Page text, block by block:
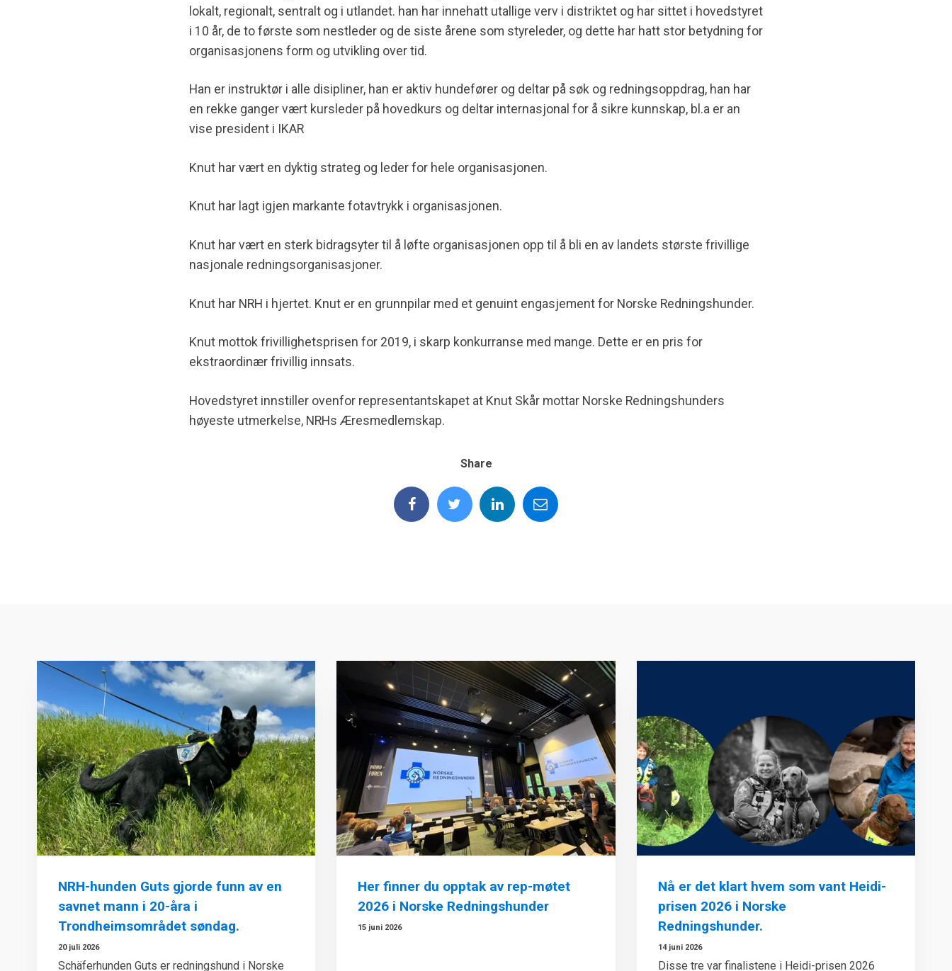
lokalt, regionalt, sentralt og i utlandet. han har innehatt utallige verv i distriktet og har sittet i hovedstyret
i 10 år, de to første som nestleder og de siste årene som styreleder, og dette har hatt stor betydning for
organisasjonens form og utvikling over tid.
Han er instruktør i alle disipliner, han er aktiv hundefører og deltar på søk og redningsoppdrag, han har
en rekke ganger vært kursleder på hovedkurs og deltar internasjonal for å sikre kunnskap, bl.a er an
vise president i IKAR
Knut har vært en dyktig strateg og leder for hele organisasjonen.
Knut har lagt igjen markante fotavtrykk i organisasjonen.
Knut har vært en sterk bidragsyter til å løfte organisasjonen opp til å bli en av landets største frivillige
nasjonale redningsorganisasjoner.
Knut har NRH i hjertet. Knut er en grunnpilar med et genuint engasjement for Norske Redningshunder.
Knut mottok frivillighetsprisen for 2019, i skarp konkurranse med mange. Dette er en pris for
ekstraordinær frivillig innsats.
Hovedstyret innstiller ovenfor representantskapet at Knut Skår mottar Norske Redningshunders
høyeste utmerkelse, NRHs Æresmedlemskap.
Share
NRH-hunden Guts gjorde funn av en
savnet mann i 20-åra i
Trondheimsområdet søndag.
20 juli 2026
Schäferhunden Guts er redningshund i Norske
Her finner du opptak av rep-møtet
2026 i Norske Redningshunder
15 juni 2026
Nå er det klart hvem som vant Heidi-
prisen 2026 i Norske
Redningshunder.
14 juni 2026
Disse tre var finalistene i Heidi-prisen 2026